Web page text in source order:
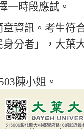
一時段應試 。
章資訊 。 考生符
身分者 」， 大葉
陳小姐 。